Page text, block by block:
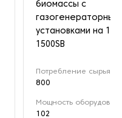
биомассы с
установками на 1
1500SB
Потребление сырья
800
Мощность
102